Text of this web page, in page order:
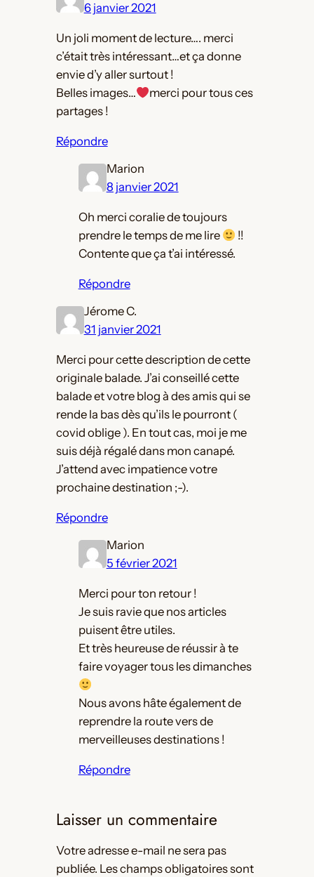
6 janvier 2021
Un joli moment de lecture…. merci
c’était très intéressant…et ça donne
envie d’y aller surtout !
Belles images…
merci pour tous ces
partages !
Répondre
Marion
8 janvier 2021
Oh merci coralie de toujours
prendre le temps de me lire
!!
Contente que ça t’ai intéressé.
Répondre
Jérome C.
31 janvier 2021
Merci pour cette description de cette
originale balade. J’ai conseillé cette
balade et votre blog à des amis qui se
rende la bas dès qu’ils le pourront (
covid oblige ). En tout cas, moi je me
suis déjà régalé dans mon canapé.
J’attend avec impatience votre
prochaine destination ;-).
Répondre
Marion
5 février 2021
Merci pour ton retour !
Je suis ravie que nos articles
puisent être utiles.
Et très heureuse de réussir à te
faire voyager tous les dimanches
Nous avons hâte également de
reprendre la route vers de
merveilleuses destinations !
Répondre
Laisser un commentaire
Votre adresse e-mail ne sera pas
publiée. Les champs obligatoires sont